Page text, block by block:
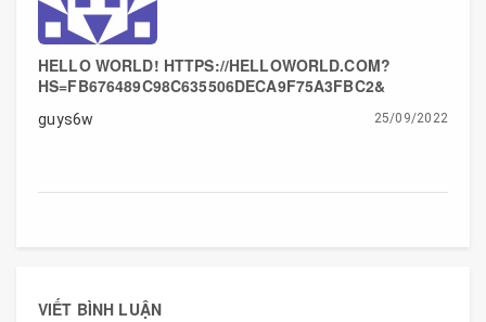
HELLO WORLD! HTTPS://HELLOWORLD.COM?
HS=FB676489C98C635506DECA9F75A3FBC2&
25/09/2022
guys6w
VIẾT BÌNH LUẬN